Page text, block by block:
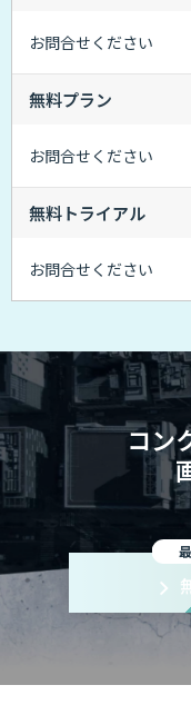
お問合せください
無料プラン
お問合せください
無料トライアル
お問合せください
コン